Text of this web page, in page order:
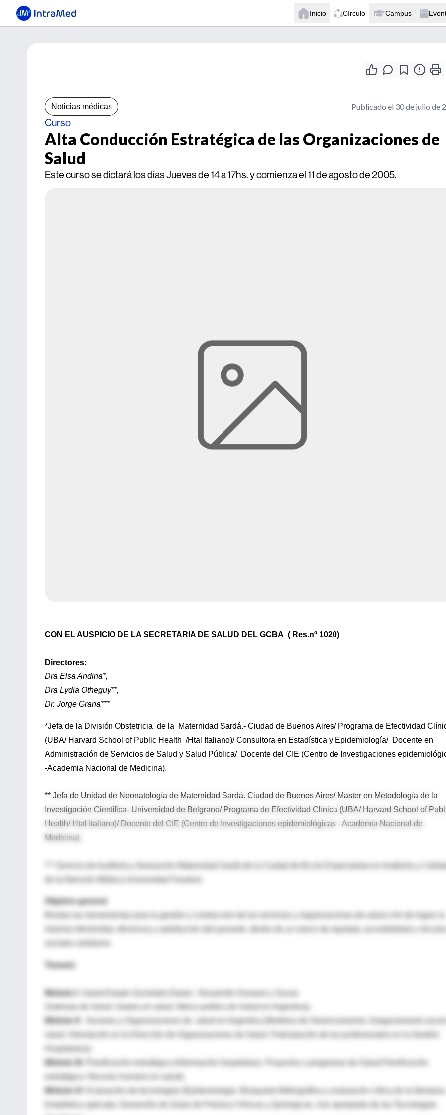
Inicio Círculo Campus
Noticias médicas Publicado el 30 de julio de
Curso
Alta Conducción Estratégica de las Organizaciones de
Salud
Este curso se dictará los días Jueves de 14 a 17hs. y comienza el 11 de agosto de 2005.
CON EL AUSPICIO DE LA SECRETARIA DE SALUD DEL GCBA ( Res.nº 1020)
Directores:
Dra Elsa Andina*,
Dra Lydia Otheguy**,
Dr. Jorge Grana***
*Jefa de la División Obstetricia de la Maternidad Sardá.- Ciudad de Buenos Aires/ Programa de Efectividad
(UBA/ Harvard School of Public Health /Htal Italiano)/ Consultora en Estadística y Epidemiología/ Docente en
Administración de Servicios de Salud y Salud Pública/ Docente del CIE (Centro de Investigaciones
-Academia Nacional de Medicina).
** Jefa de Unidad de Neonatología de Maternidad Sardá. Ciudad de Buenos Aires/ Master en Metodología de la
Investigación Científica- Universidad de Belgrano/ Programa de Efectividad Clínica (UBA/ Harvard School of
Health/ Htal Italiano)/ Docente del CIE (Centro de Investigaciones epidemiológicas - Academia Nacional de
Medicina).
Objetivo general
Brindar las herramientas para la gestión y conducción de los servicios y organizaciones de salud a fin de lograr la
máxima efectividad, eficiencia y satisfacción del paciente, dentro de un marco de equidad, accesibilidad y vínculos
Temario
Módulo I:
Sistemas de Salud. Gastos en salud. Marco político de Salud en Argentina).
Módulo II:
Sectores y Organizaciones de salud en Argentina (Modelos de Gerenciamiento. Aseguramiento social
salud. Orientación en la Dirección de Organizaciones de Salud. Participación de los profesionales en la Gestión
Módulo III:
Planificación estratégica (Información hospitalaria. Proyectos y programas de Salud.Planificación
estratégica. Recurso humano en salud).
Módulo IV:
Evaluación de tecnologías (Epidemiología. Búsqueda Bibliográfica y evaluación crítica de la literatura.
Estadística aplicada. Desarrollo de Guías de Práctica Clínicas y Quirúrgicas. Uso apropiado de las Tecnologías